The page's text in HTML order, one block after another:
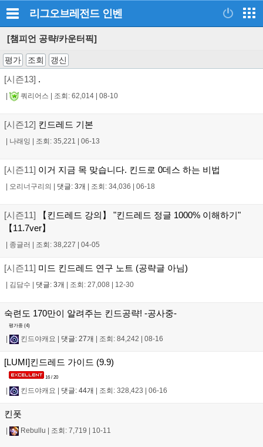
리그오브레전드 인벤
[챔피언 공략/카운터픽]
평가 조회 갱신
[시즌13] .
쿼리어스 조회: 62,014 08-10
[시즌12] 킨드레드 기본
나래잉 조회: 35,221 06-13
[시즌11] 이거 지금 목 맞습니다. 킨드로 0데스 하는 비법
오리너구리의 댓글: 3개 조회: 34,036 06-18
[시즌11] 【킨드레드 강의】 "킨드레드 정글 1000% 이해하기"
【11.7ver】
종글러 조회: 38,227 04-05
[시즌11] 미드 킨드레드 연구 노트 (공략글 아님)
김담수 댓글: 3개 조회: 27,008 12-30
숙련도 170만이 알려주는 킨드공략! -공사중-
평가중 (4)
킨드야캐요 댓글: 27개 조회: 84,242 08-16
[LUMI]킨드레드 가이드 (9.9)
16 / 20
| 킨드야캐요 | 댓글: 44개 | 조회: 328,423 | 06-16
킨폿
| Rebullu | 조회: 7,719 | 10-11